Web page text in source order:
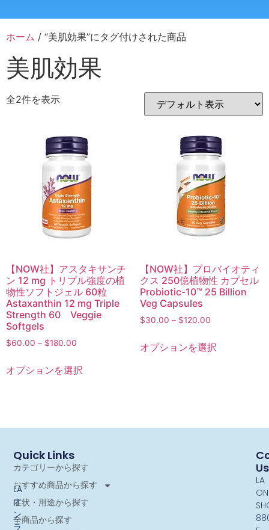
ホーム / “美肌効果”にタグ付けされた商品
美肌効果
全2件を表示
【NOW社】アスタキサンチ
ン 12 mg トリプル強度の植
物性ソフトジェル 60粒
Astaxanthin 12 mg Triple
Strength 60 Veggie
Softgels
$60.00 – $180.00
オプションを選択
【NOW社】プロバイオティ
クス 250億植物性 カプセル
Probiotic-10™ 25 Billion
Veg Capsules
$30.00 – $120.00
オプションを選択
LA
オ
ン
ラ
Quick Links
カテゴリーから探す
おすすめ商品から探す
症状・用途から探す
全商品から探す
Us
LA